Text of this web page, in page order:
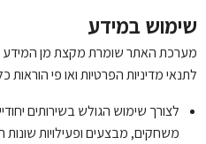
שימוש במידע
מערכת האתר שומרת מקצת מן המידע
לתנאי מדיניות הפרטיות ואו פי
לצורך שימוש הגולש בשירותים
משחקים, מבצעים ופעילויות